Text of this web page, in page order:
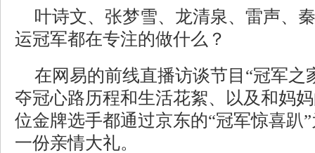
叶诗文、张梦雪、龙清泉、雷声、
运冠军都在专注的做什么？
在网易的前线直播访谈节目“冠军之
夺冠心路历程和生活花絮、以及和妈
位金牌选手都通过京东的“冠军惊喜趴
一份亲情大礼。